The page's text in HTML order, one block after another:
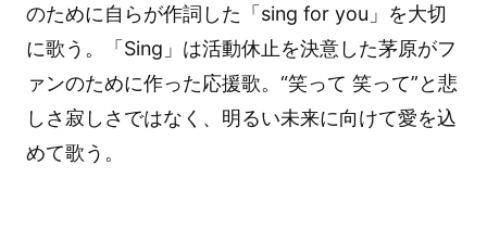
のために自らが作詞した「sing for you」を大切
に歌う。「Sing」は活動休止を決意した茅原がフ
ァンのために作った応援歌。“笑って 笑って”と悲
しさ寂しさではなく、明るい未来に向けて愛を込
めて歌う。